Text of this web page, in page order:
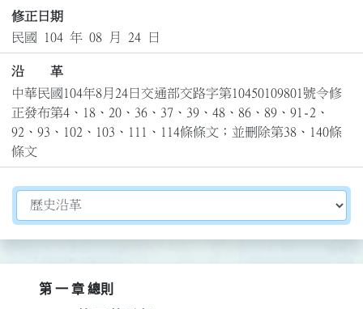
修正日期
民國 104 年 08 月 24 日
沿 革
中華民國104年8月24日交通部交路字第10450109801號令修
正發布第4、18、20、36、37、39、48、86、89、91-2、
92、93、102、103、111、114條條文；並刪除第38、140條
條文
切換選擇法規資訊內容
第 一 章 總則